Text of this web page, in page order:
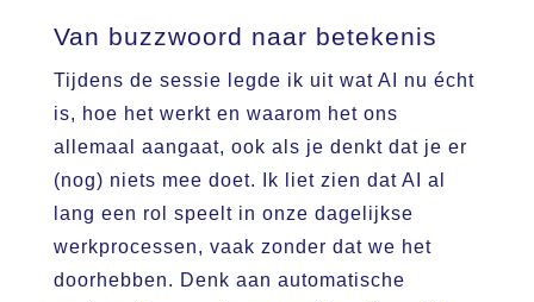
Van buzzwoord naar betekenis
Tijdens de sessie legde ik uit wat AI nu écht
is, hoe het werkt en waarom het ons
allemaal aangaat, ook als je denkt dat je er
(nog) niets mee doet. Ik liet zien dat AI al
lang een rol speelt in onze dagelijkse
werkprocessen, vaak zonder dat we het
doorhebben. Denk aan automatische